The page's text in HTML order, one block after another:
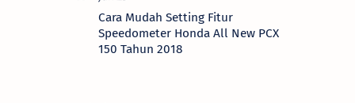
Cara Mudah Setting Fitur
Speedometer Honda All New PCX
150 Tahun 2018